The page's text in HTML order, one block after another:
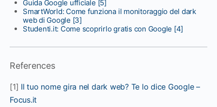
Guida Google ufficiale [5]
SmartWorld: Come funziona il monitoraggio del dark
web di Google [3]
Studenti.it: Come scoprirlo gratis con Google [4]
References
[1] Il tuo nome gira nel dark web? Te lo dice Google –
Focus.it